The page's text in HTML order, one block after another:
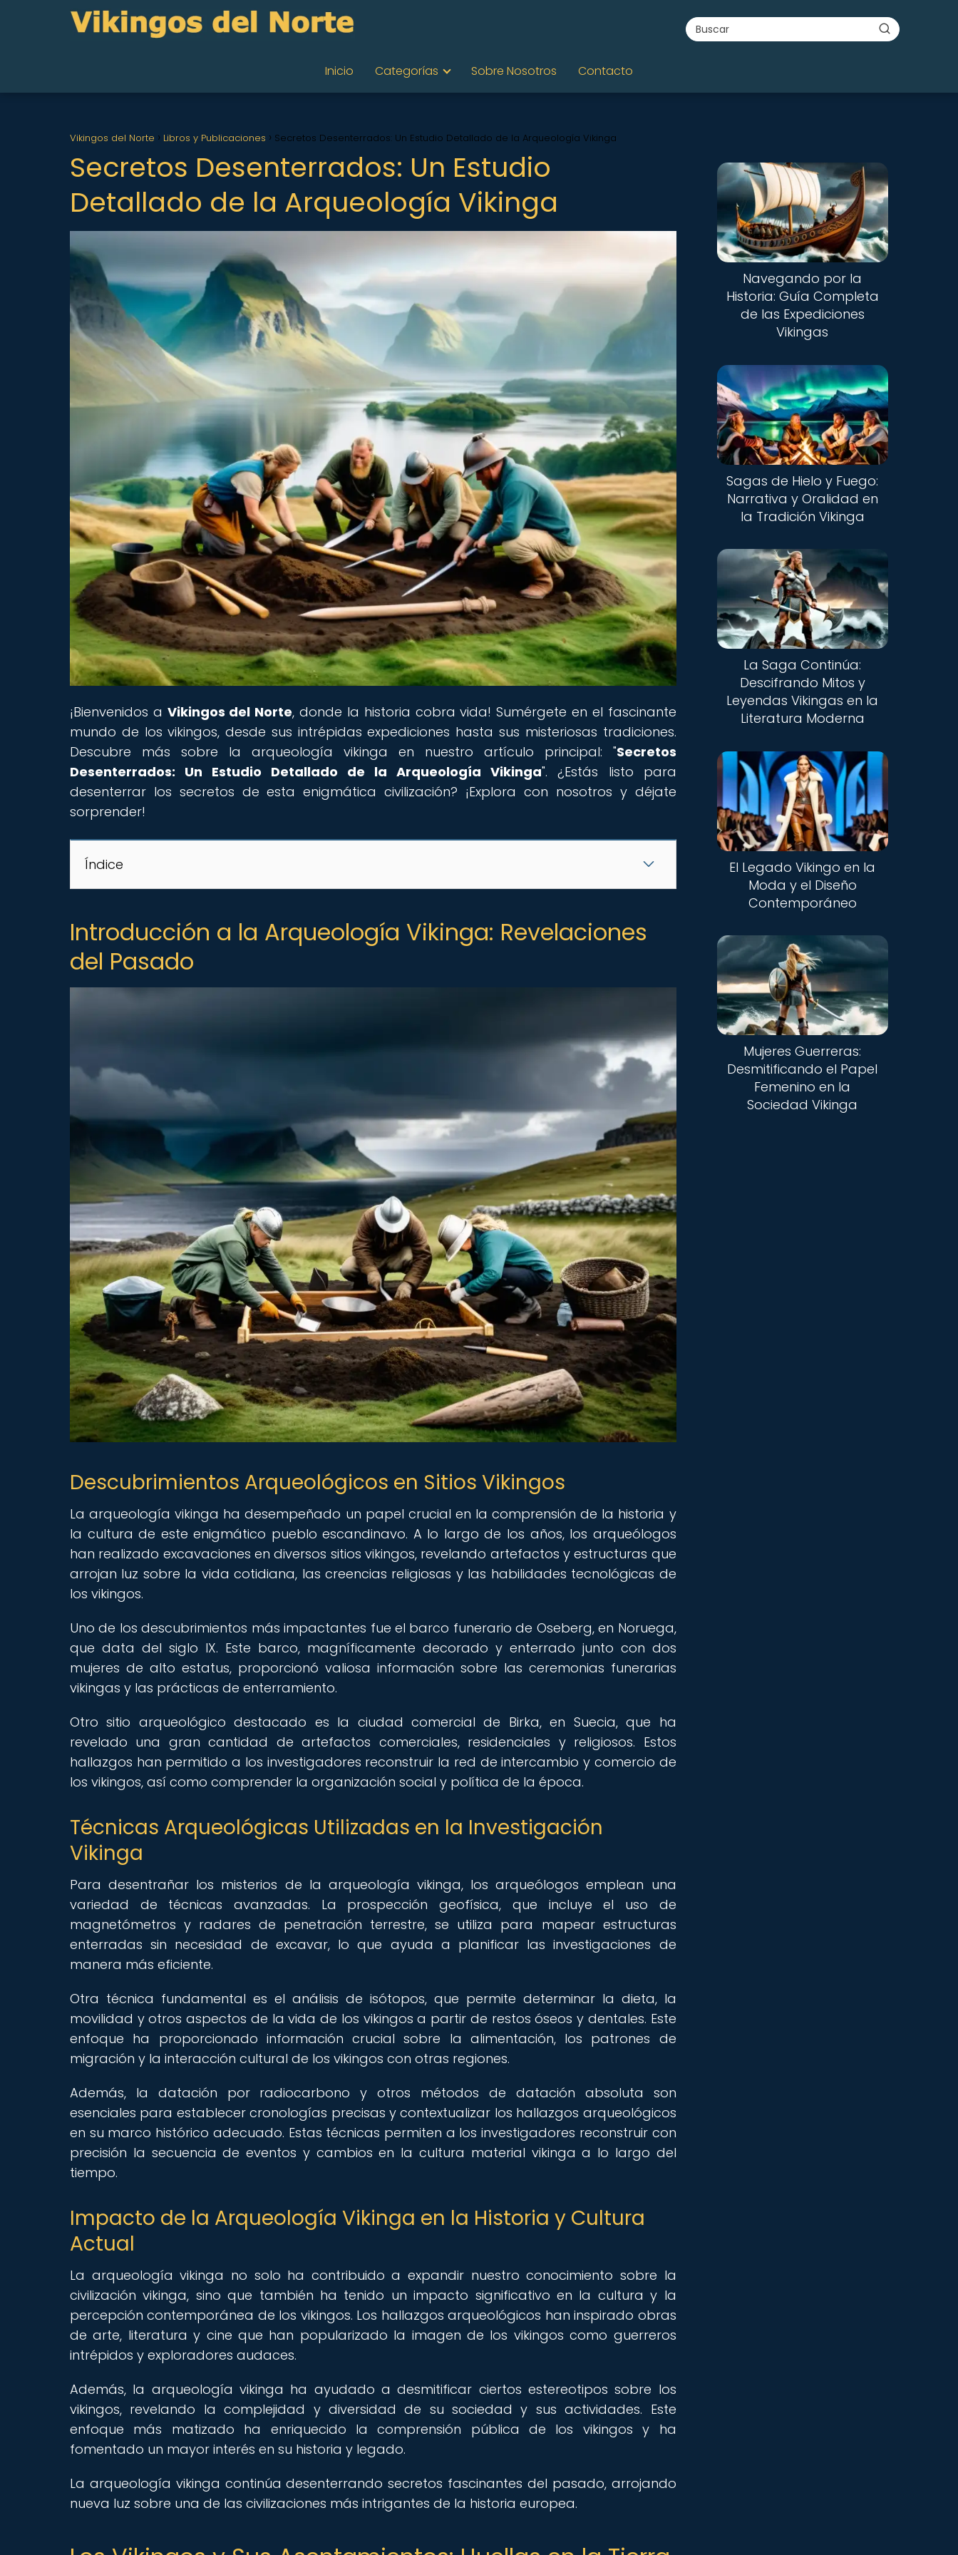
Inicio Categorías Sobre Nosotros Contacto
Vikingos del Norte Libros y Publicaciones Secretos Desenterrados: Un Estudio Detallado de la Arqueología Vikinga
Secretos Desenterrados: Un Estudio
Detallado de la Arqueología Vikinga
¡Bienvenidos a Vikingos del Norte, donde la historia cobra vida! Sumérgete en el fascinante
mundo de los vikingos, desde sus intrépidas expediciones hasta sus misteriosas tradiciones.
Descubre más sobre la arqueología vikinga en nuestro artículo principal: "Secretos
Desenterrados: Un Estudio Detallado de la Arqueología Vikinga". ¿Estás listo para
desenterrar los secretos de esta enigmática civilización? ¡Explora con nosotros y déjate
sorprender!
Índice
Introducción a la Arqueología Vikinga: Revelaciones
del Pasado
Descubrimientos Arqueológicos en Sitios Vikingos
La arqueología vikinga ha desempeñado un papel crucial en la comprensión de la historia y
la cultura de este enigmático pueblo escandinavo. A lo largo de los años, los arqueólogos
han realizado excavaciones en diversos sitios vikingos, revelando artefactos y estructuras que
arrojan luz sobre la vida cotidiana, las creencias religiosas y las habilidades tecnológicas de
los vikingos.
Uno de los descubrimientos más impactantes fue el barco funerario de Oseberg, en Noruega,
que data del siglo IX. Este barco, magníficamente decorado y enterrado junto con dos
mujeres de alto estatus, proporcionó valiosa información sobre las ceremonias funerarias
vikingas y las prácticas de enterramiento.
Otro sitio arqueológico destacado es la ciudad comercial de Birka, en Suecia, que ha
revelado una gran cantidad de artefactos comerciales, residenciales y religiosos. Estos
hallazgos han permitido a los investigadores reconstruir la red de intercambio y comercio de
los vikingos, así como comprender la organización social y política de la época.
Técnicas Arqueológicas Utilizadas en la Investigación
Vikinga
Para desentrañar los misterios de la arqueología vikinga, los arqueólogos emplean una
variedad de técnicas avanzadas. La prospección geofísica, que incluye el uso de
magnetómetros y radares de penetración terrestre, se utiliza para mapear estructuras
enterradas sin necesidad de excavar, lo que ayuda a planificar las investigaciones de
manera más eficiente.
Otra técnica fundamental es el análisis de isótopos, que permite determinar la dieta, la
movilidad y otros aspectos de la vida de los vikingos a partir de restos óseos y dentales. Este
enfoque ha proporcionado información crucial sobre la alimentación, los patrones de
migración y la interacción cultural de los vikingos con otras regiones.
Además, la datación por radiocarbono y otros métodos de datación absoluta son
esenciales para establecer cronologías precisas y contextualizar los hallazgos arqueológicos
en su marco histórico adecuado. Estas técnicas permiten a los investigadores reconstruir con
precisión la secuencia de eventos y cambios en la cultura material vikinga a lo largo del
tiempo.
Impacto de la Arqueología Vikinga en la Historia y Cultura
Actual
La arqueología vikinga no solo ha contribuido a expandir nuestro conocimiento sobre la
civilización vikinga, sino que también ha tenido un impacto significativo en la cultura y la
percepción contemporánea de los vikingos. Los hallazgos arqueológicos han inspirado obras
de arte, literatura y cine que han popularizado la imagen de los vikingos como guerreros
intrépidos y exploradores audaces.
Además, la arqueología vikinga ha ayudado a desmitificar ciertos estereotipos sobre los
vikingos, revelando la complejidad y diversidad de su sociedad y sus actividades. Este
enfoque más matizado ha enriquecido la comprensión pública de los vikingos y ha
fomentado un mayor interés en su historia y legado.
La arqueología vikinga continúa desenterrando secretos fascinantes del pasado, arrojando
nueva luz sobre una de las civilizaciones más intrigantes de la historia europea.
Navegando por la
Historia: Guía Completa
de las Expediciones
Vikingas
Sagas de Hielo y Fuego:
Narrativa y Oralidad en
la Tradición Vikinga
La Saga Continúa:
Descifrando Mitos y
Leyendas Vikingas en la
Literatura Moderna
El Legado Vikingo en la
Moda y el Diseño
Contemporáneo
Mujeres Guerreras:
Desmitificando el Papel
Femenino en la
Sociedad Vikinga